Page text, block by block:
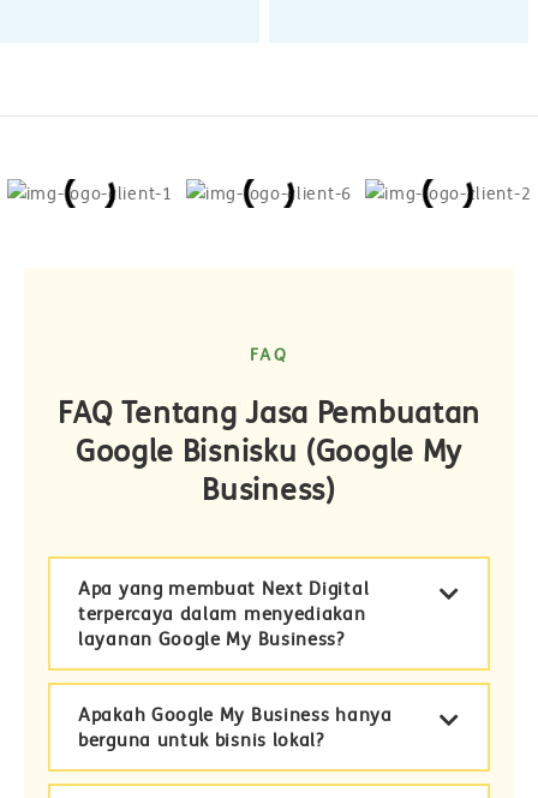
FAQ
FAQ Tentang Jasa Pembuatan
Google Bisnisku (Google My
Business)
Apa yang membuat Next Digital
terpercaya dalam menyediakan
layanan Google My Business?
Apakah Google My Business hanya
berguna untuk bisnis lokal?